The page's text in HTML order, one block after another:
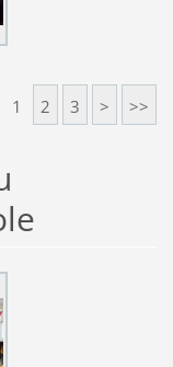
1 2 3 > >>